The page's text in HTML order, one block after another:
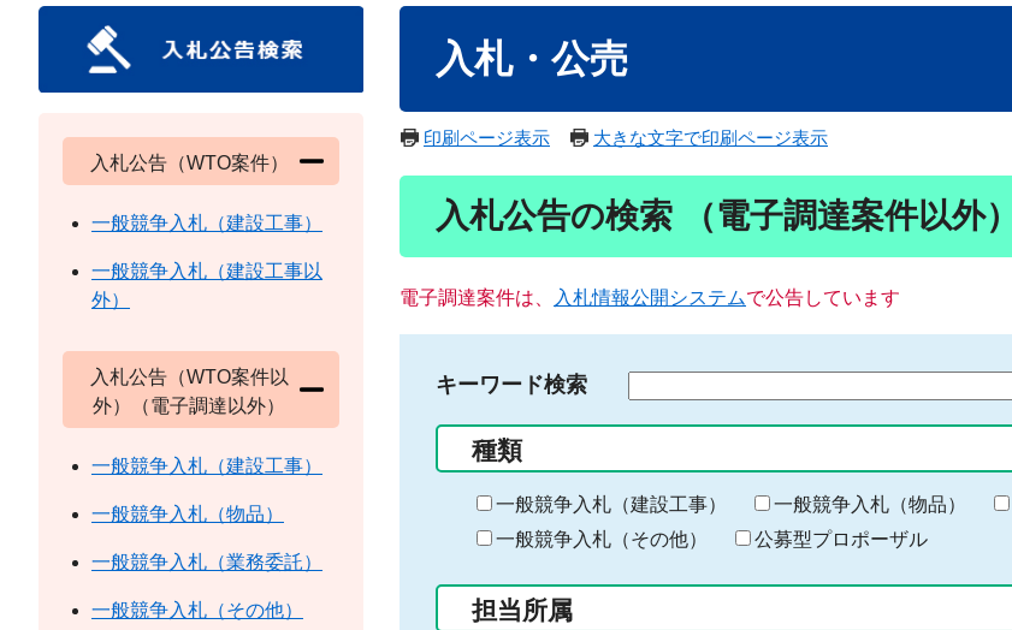
入札・公売
印刷ページ表示 大きな文字で印刷ページ表示
入札公告の検索 （電子調達案件以外）
電子調達案件は、 入札情報公開システムで公告しています
キーワード検索
る
キ
ー
ー
種類
一般競争入札（建設工事） 一般競争入札（物品）
一般競争入札（その他）
公募型プロポーザル
担当所属
入札公告（WTO案件）
一般競争入札（建設工事）
一般競争入札（建設工事以
外）
入札公告（WTO案件以
外）（電子調達以外）
一般競争入札（建設工事）
一般競争入札（物品）
一般競争入札（業務委託）
一般競争入札（その他）